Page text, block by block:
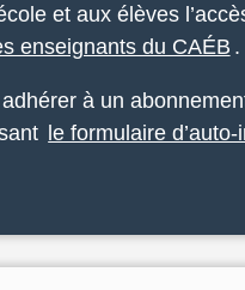
et aux élèves
enseignants du CAÉB .
à un
le formulaire